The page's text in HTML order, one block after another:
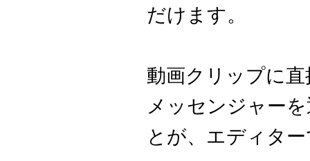
だけます。
動画クリップに
メッセンジャー
とが、エディタ